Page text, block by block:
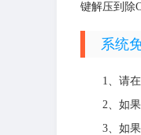
键解压到除
系统
1、请
2、如
3、如